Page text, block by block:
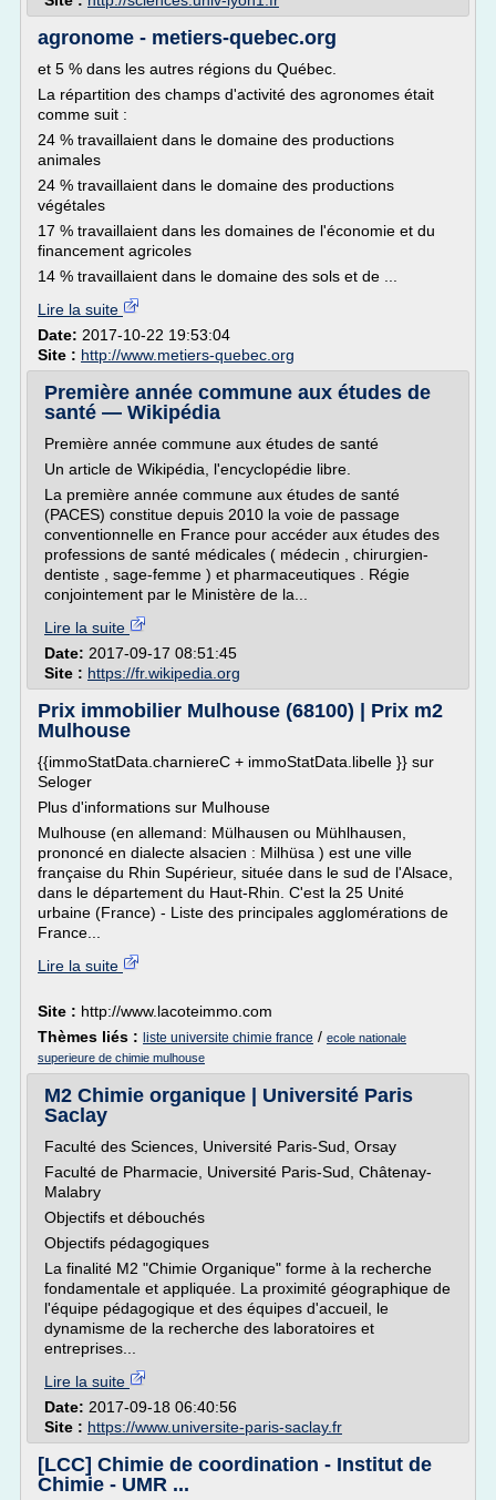
agronome - metiers-quebec.org
et 5 % dans les autres régions du Québec.
La répartition des champs d'activité des agronomes était
comme suit :
24 % travaillaient dans le domaine des productions
animales
24 % travaillaient dans le domaine des productions
végétales
17 % travaillaient dans les domaines de l'économie et du
financement agricoles
14 % travaillaient dans le domaine des sols et de ...
Lire la suite
Date: 2017-10-22 19:53:04
Site : http://www.metiers-quebec.org
Première année commune aux études de
santé — Wikipédia
Première année commune aux études de santé
Un article de Wikipédia, l'encyclopédie libre.
La première année commune aux études de santé
(PACES) constitue depuis 2010 la voie de passage
conventionnelle en France pour accéder aux études des
professions de santé médicales ( médecin , chirurgien-
dentiste , sage-femme ) et pharmaceutiques . Régie
conjointement par le Ministère de la...
Lire la suite
Date: 2017-09-17 08:51:45
Site : https://fr.wikipedia.org
Prix immobilier Mulhouse (68100) | Prix m2
Mulhouse
{{immoStatData.charniereC + immoStatData.libelle }} sur
Seloger
Plus d'informations sur Mulhouse
Mulhouse (en allemand: Mülhausen ou Mühlhausen,
prononcé en dialecte alsacien : Milhüsa ) est une ville
française du Rhin Supérieur, située dans le sud de l'Alsace,
dans le département du Haut-Rhin. C'est la 25 Unité
urbaine (France) - Liste des principales agglomérations de
France...
Lire la suite
Site : http://www.lacoteimmo.com
Thèmes liés : liste universite chimie france / ecole nationale
superieure de chimie mulhouse
M2 Chimie organique | Université Paris
Saclay
Faculté des Sciences, Université Paris-Sud, Orsay
Faculté de Pharmacie, Université Paris-Sud, Châtenay-
Malabry
Objectifs et débouchés
Objectifs pédagogiques
La finalité M2 "Chimie Organique" forme à la recherche
fondamentale et appliquée. La proximité géographique de
l'équipe pédagogique et des équipes d'accueil, le
dynamisme de la recherche des laboratoires et
entreprises...
Lire la suite
Date: 2017-09-18 06:40:56
Site : https://www.universite-paris-saclay.fr
[LCC] Chimie de coordination - Institut de
Chimie - UMR ...